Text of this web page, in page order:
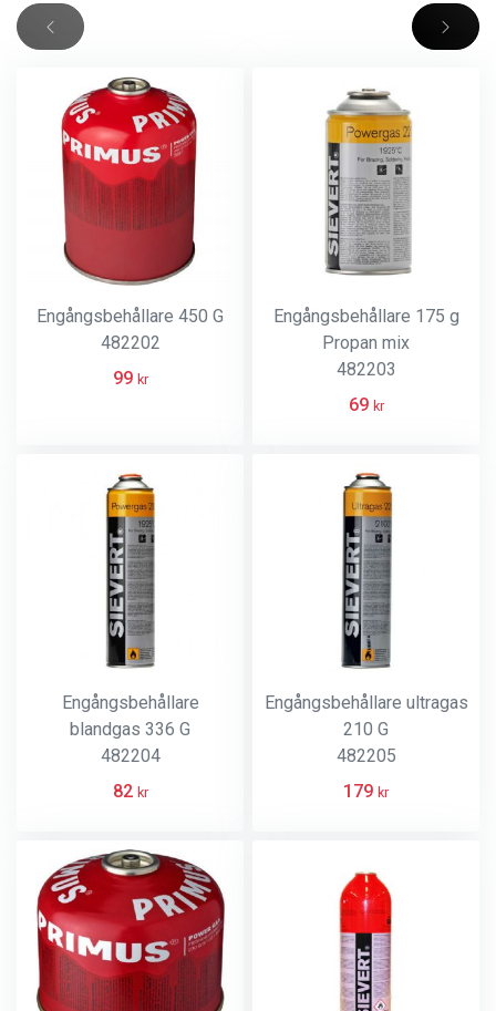
Engångsbehållare 450 G
482202
99 kr
Engångsbehållare 175 g
Propan mix
482203
69 kr
Engångsbehållare
blandgas 336 G
482204
82 kr
Engångsbehållare ultragas
210 G
482205
179 kr